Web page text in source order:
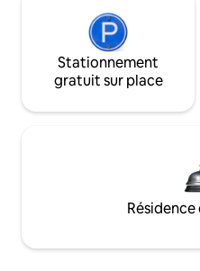
Stationnement
gratuit sur place